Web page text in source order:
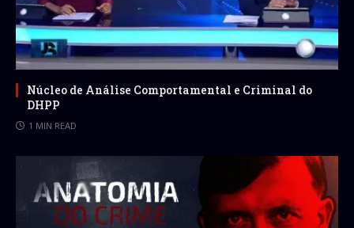
Núcleo de Análise Comportamental e Criminal do
DHPP
1 MIN READ